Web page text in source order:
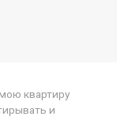
квартиру
и